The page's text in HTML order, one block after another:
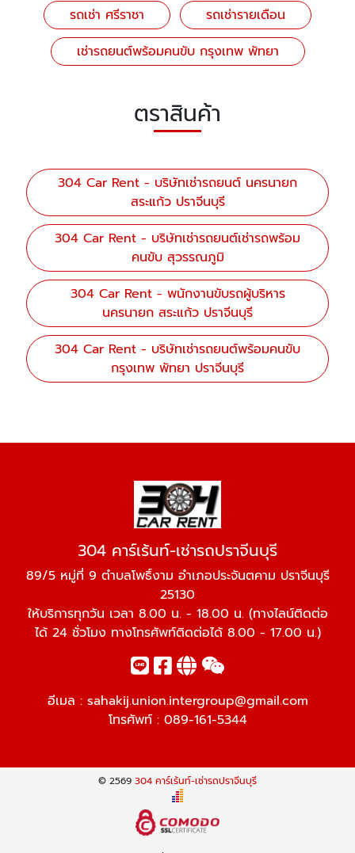
รถเช่า ศรีราชา
รถเช่ารายเดือน
เช่ารถยนต์พร้อมคนขับ กรุงเทพ พัทยา
ตราสินค้า
304 Car Rent - บริษัทเช่ารถยนต์ นครนายก
สระแก้ว ปราจีนบุรี
304 Car Rent - บริษัทเช่ารถยนต์เช่ารถพร้อม
คนขับ สุวรรณภูมิ
304 Car Rent - พนักงานขับรถผู้บริหาร
นครนายก สระแก้ว ปราจีนบุรี
304 Car Rent - บริษัทเช่ารถยนต์พร้อมคนขับ
กรุงเทพ พัทยา ปราจีนบุรี
304 คาร์เร้นท์-เช่ารถปราจีนบุรี
89/5 หมู่ที่ 9 ตำบลโพธิ์งาม อำเภอประจันตคาม ปราจีนบุรี
25130
ให้บริการทุกวัน เวลา 8.00 น. - 18.00 น. (ทางไลน์ติดต่อ
ได้ 24 ชั่วโมง ทางโทรศัพท์ติดต่อได้ 8.00 - 17.00 น.)
อีเมล : sahakij.union.intergroup@gmail.com
โทรศัพท์ : 089-161-5344
© 2569 304 คาร์เร้นท์-เช่ารถปราจีนบุรี